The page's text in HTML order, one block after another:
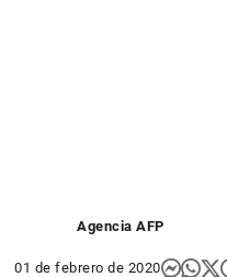
Agencia AFP
01 de febrero de 2020